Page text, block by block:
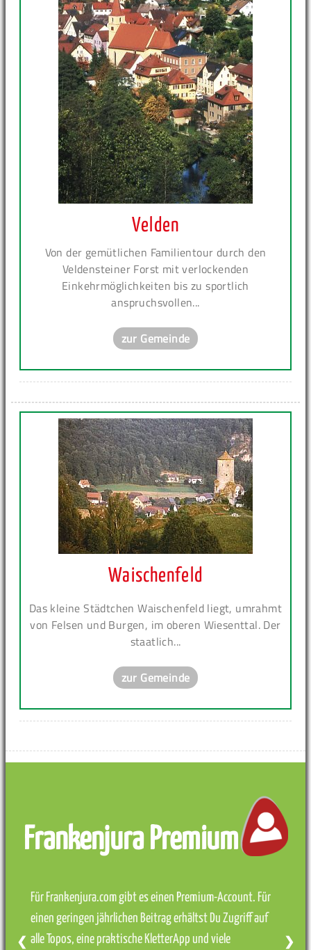
Velden
Von der gemütlichen Familientour durch den
Veldensteiner Forst mit verlockenden
Einkehrmöglichkeiten bis zu sportlich
anspruchsvollen...
zur Gemeinde
Waischenfeld
Das kleine Städtchen Waischenfeld liegt, umrahmt
von Felsen und Burgen, im oberen Wiesenttal. Der
staatlich...
zur Gemeinde
Frankenjura Premium
Für Frankenjura.com gibt es einen Premium-Account. Für
einen geringen jährlichen Beitrag erhältst Du Zugriff auf
alle Topos, eine praktische KletterApp und viele
❮ ❯